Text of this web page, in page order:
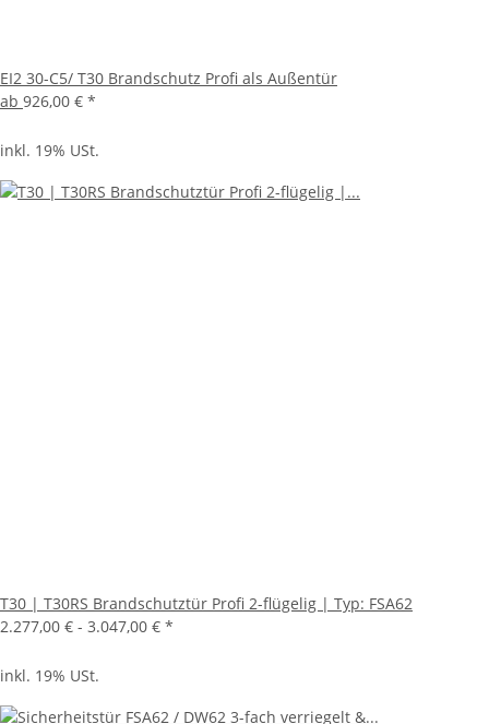
EI2 30-C5/ T30 Brandschutz Profi als Außentür
ab 926,00 € *
inkl. 19% USt.
T30 | T30RS Brandschutztür Profi 2-flügelig | Typ: FSA62
2.277,00 € - 3.047,00 € *
inkl. 19% USt.